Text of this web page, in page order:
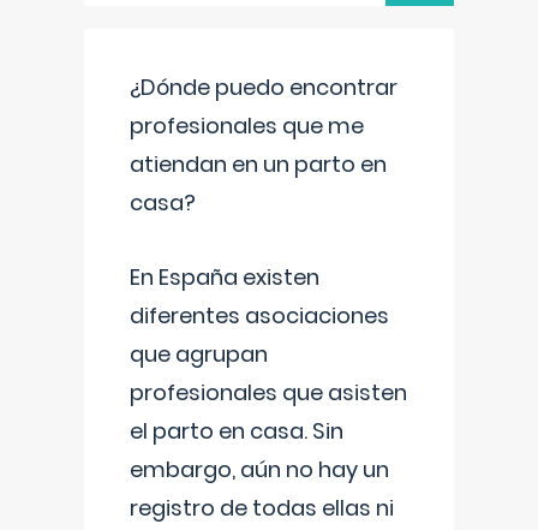
¿Dónde puedo encontrar
profesionales que me
atiendan en un parto en
casa?
En España existen
diferentes asociaciones
que agrupan
profesionales que asisten
el parto en casa. Sin
embargo, aún no hay un
registro de todas ellas ni